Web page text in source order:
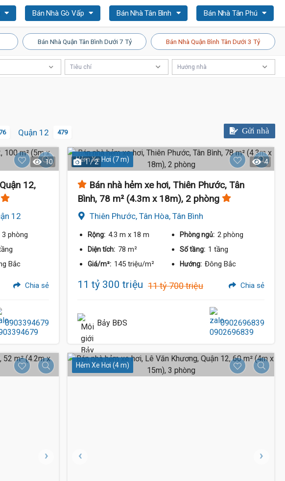
Bán Nhà Gò Vấp Bán Nhà Tân Bình Bán Nhà Tân Phú
Bán Nhà Quận Tân Bình Dưới 7 Tỷ Bán Nhà Quận Bình Tân Dưới 3 Tỷ
Tiêu chí Hướng nhà
Gửi nhà
Quận 12 479
10
12,
12
3 phòng
Bắc
Chia sẻ
0903394679
Hẻm Xe Hơi (7 m)
1 / 2 4
Bán nhà hẻm xe hơi, Thiên Phước, Tân
Bình, 78 m² (4.3m x 18m), 2 phòng
Thiên Phước, Tân Hòa, Tân Bình
Rộng: 4.3 m x 18 m Phòng ngủ: 2 phòng
Diện tích: 78 m² Số tầng: 1 tầng
Giá/m²: 145 triệu/m² Hướng: Đông Bắc
11 tỷ 300 triệu 11 tỷ 700 triệu Chia sẻ
Bảy BĐS 0902696839
Hẻm Xe Hơi (4 m)